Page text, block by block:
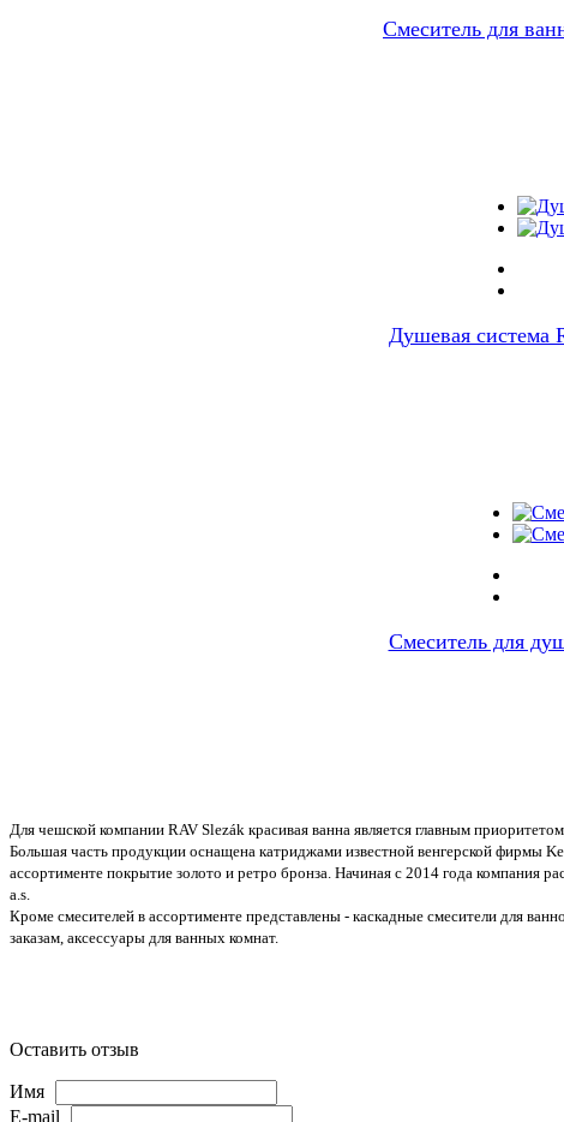
Cмеситель для
Душевая система
Смеситель для
Для чешской компании RAV Slezák красивая ванна является главным
Большая часть продукции оснащена катриджами известной венгерской фирмы
ассортименте покрытие золотo и ретро бронза. Начиная с 2014 года компания
a.s.
Кроме смесителей в ассортименте представлены - каскадные смесители для
заказам, аксессуары для ванных комнат.
Оставить отзыв
Имя
E-mail